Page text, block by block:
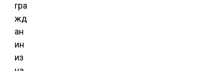
гра
жд
ан
ин
из